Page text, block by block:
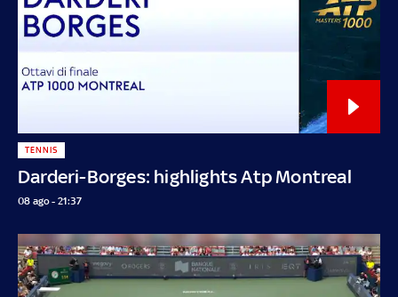
Darderi-Borges: highlights Atp Montreal
TENNIS
08 ago - 21:37